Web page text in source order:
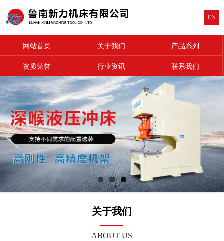
EN
网站首页 关于我们 产品系列
资质荣誉 行业资讯 联系我们
关于我们
ABOUT US